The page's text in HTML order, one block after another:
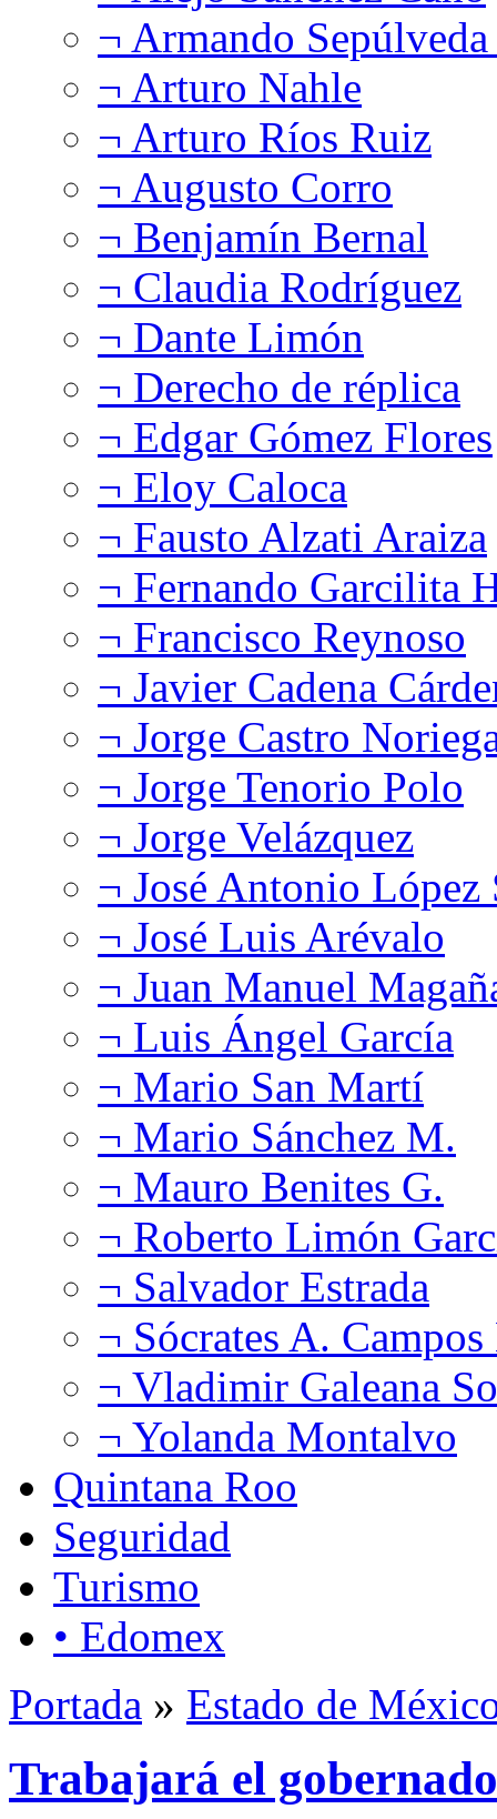
¬ Armando
¬ Arturo Nahle
¬ Arturo Ríos Ruiz
¬ Augusto Corro
¬ Benjamín Bernal
¬ Claudia Rodríguez
¬ Dante Limón
¬ Derecho de réplica
¬ Edgar Gómez Flores
¬ Eloy Caloca
¬ Fausto Alzati Araiza
¬ Fernando Garcilita
¬ Francisco Reynoso
¬ Javier Cadena
¬ Jorge Castro
¬ Jorge Tenorio Polo
¬ Jorge Velázquez
¬ José Antonio López
¬ José Luis Arévalo
¬ Juan Manuel
¬ Luis Ángel García
¬ Mario San Martí
¬ Mario Sánchez M.
¬ Mauro Benites G.
¬ Roberto Limón
¬ Salvador Estrada
¬ Sócrates A.
¬ Vladimir Galeana
¬ Yolanda Montalvo
Quintana Roo
Seguridad
Turismo
• Edomex
Portada » Estado de
Trabajará el